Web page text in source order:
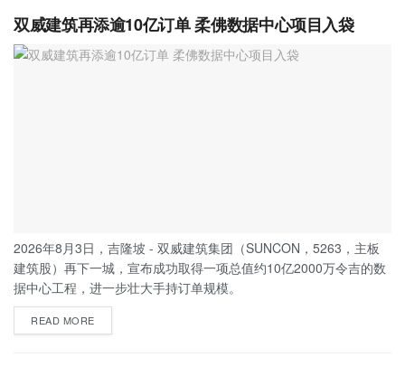
双威建筑再添逾10亿订单 柔佛数据中心项目入袋
2026年8月3日，吉隆坡 - 双威建筑集团（SUNCON，5263，主板
建筑股）再下一城，宣布成功取得一项总值约10亿2000万令吉的数
据中心工程，进一步壮大手持订单规模。
READ MORE